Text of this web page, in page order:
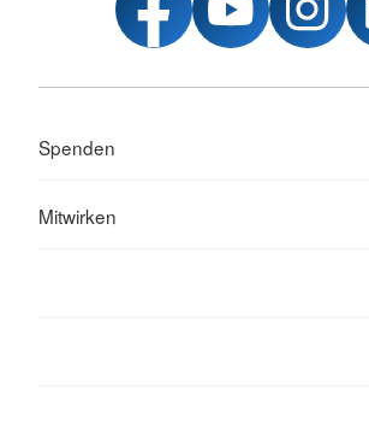
Spenden
Mitwirken